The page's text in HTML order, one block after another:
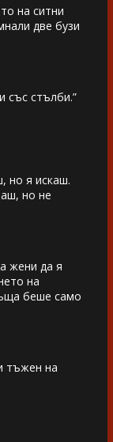
на ситни
две бузи
със стълби.”
но я искаш.
но не
жени да я
на
беше само
тъжен на